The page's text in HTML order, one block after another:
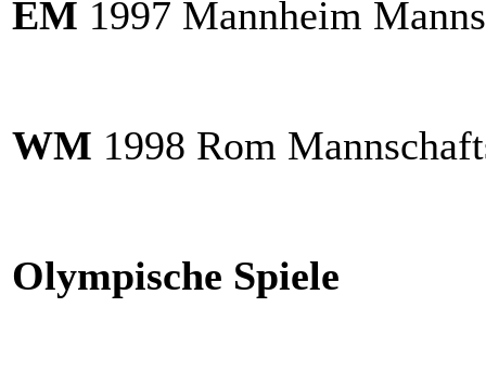
EM 1997 Mannheim
WM 1998 Rom
Olympische Spiele